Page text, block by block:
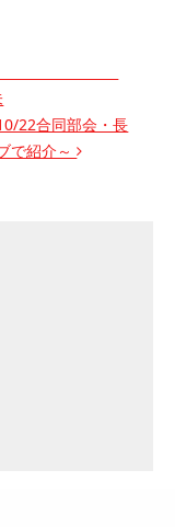
会・長
で紹介～